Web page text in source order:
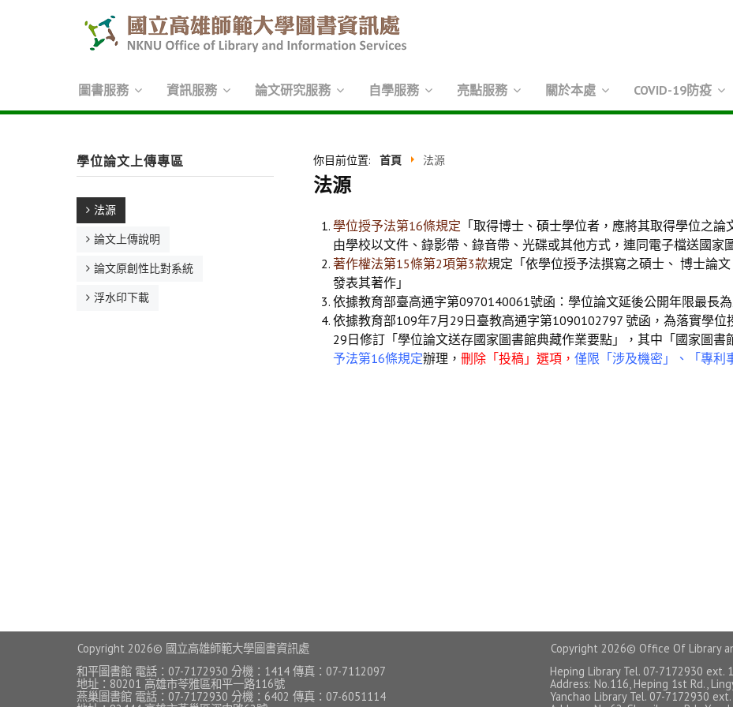
圖書服務 資訊服務 論文研究服務 自學服務 亮點服務 關於本處 COVID-19防疫
你目前位置: 首頁 法源
法源
學位授予法第16條規定 「取得博士、碩士學位者，應將其取得學位之
由學校以文件、錄影帶、錄音帶、光碟或其他方式，連同電子檔送國家
著作權法第15條第2項第3款規定「依學位授予法撰寫之碩士、 博士論
發表其著作」
依據教育部臺高通字第0970140061號函：學位論文延後公開年限最長為
依據教育部109年7月29日臺教高通字第1090102797 號函，為落實學
29日修訂「學位論文送存國家圖書館典藏作業要點」，其中「國家圖
予法第16條規定辦理， 刪除「投稿」選項， 僅限「涉及機密」、「專利
學位論文上傳專區
法源
論文上傳說明
論文原創性比對系統
浮水印下載
Copyright 2026© 國立高雄師範大學圖書資訊處
和平圖書館 電話：07-7172930 分機：1414 傳真：07-7112097
地址：80201 高雄市苓雅區和平一路116號
燕巢圖書館 電話：07-7172930 分機：6402 傳真：07-6051114
Copyright 2026© Office Of Library
Heping Library Tel. 07-7172930 ext.
Address: No.116, Heping 1st Rd.,
Yanchao Library Tel. 07-7172930